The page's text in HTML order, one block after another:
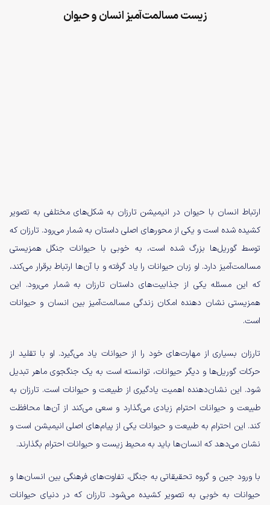
زیست مسالمت‌آمیز انسان و حیوان
ارتباط انسان با حیوان در انیمیشن تارزان به شکل‌های مختلفی به تصویر
کشیده شده است و یکی از محورهای اصلی داستان به شمار می‌رود. تارزان که
توسط گوریل‌ها بزرگ شده است، به خوبی با حیوانات جنگل همزیستی
مسالمت‌آمیز دارد. او زبان حیوانات را یاد گرفته و با آن‌ها ارتباط برقرار می‌کند،
که این مسئله یکی از جذابیت‌های داستان تارزان به شمار می‌رود. این
همزیستی نشان ‌دهنده امکان زندگی مسالمت‌آمیز بین انسان و حیوانات
است.
تارزان بسیاری از مهارت‌های خود را از حیوانات یاد می‌گیرد. او با تقلید از
حرکات گوریل‌ها و دیگر حیوانات، توانسته است به یک جنگجوی ماهر تبدیل
شود. این نشان‌دهنده اهمیت یادگیری از طبیعت و حیوانات است. تارزان به
طبیعت و حیوانات احترام زیادی می‌گذارد و سعی می‌کند از آن‌ها محافظت
کند. این احترام به طبیعت و حیوانات یکی از پیام‌های اصلی انیمیشن است و
نشان می‌دهد که انسان‌ها باید به محیط زیست و حیوانات احترام بگذارند.
با ورود جین و گروه تحقیقاتی به جنگل، تفاوت‌های فرهنگی بین انسان‌ها و
حیوانات به خوبی به تصویر کشیده می‌شود. تارزان که در دنیای حیوانات